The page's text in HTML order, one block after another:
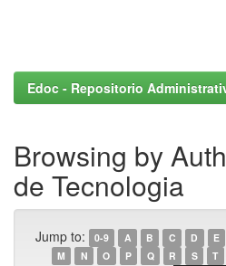
Edoc - Repositorio
Browsing by
de Tecnologia
Jump to: 0-9 A B C D E
M
N O P Q R S T